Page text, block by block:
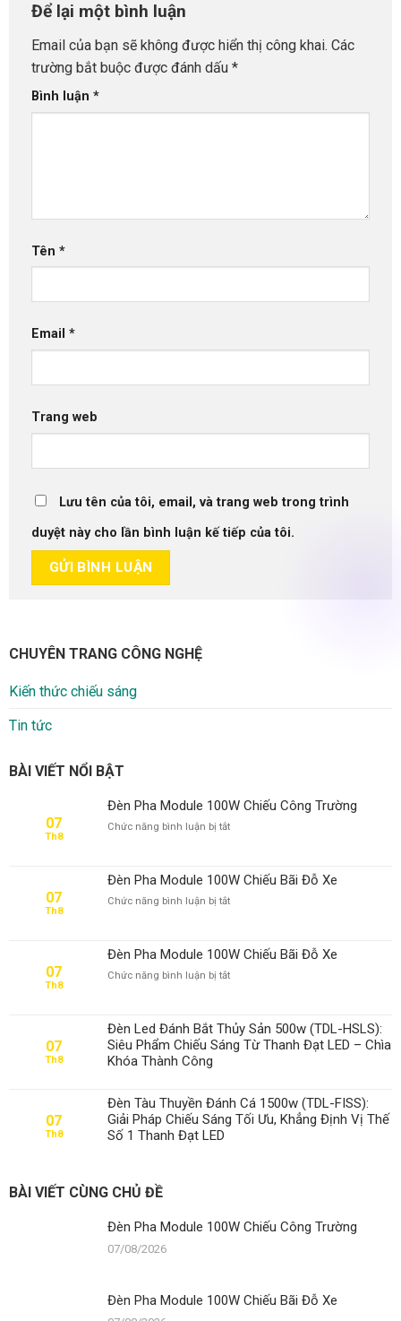
Để lại một bình luận
Email của bạn sẽ không được hiển thị công khai. Các
trường bắt buộc được đánh dấu *
Bình luận *
Tên *
Email *
Trang web
Lưu tên của tôi, email, và trang web trong trình
duyệt này cho lần bình luận kế tiếp của tôi.
CHUYÊN TRANG CÔNG NGHỆ
Kiến thức chiếu sáng
Tin tức
BÀI VIẾT NỔI BẬT
07
Th8
Đèn Pha Module 100W Chiếu Công Trường
Chức năng bình luận bị tắtở
100W
Chiếu
07
Th8
Đèn Pha Module 100W Chiếu Bãi Đỗ Xe
Chức năng bình luận bị tắtở
100W
Chiếu
Xe
07
Th8
Đèn Pha Module 100W Chiếu Bãi Đỗ Xe
Chức năng bình luận bị tắtở
Module
100W
Chiếu
Xe
07
Th8
Đèn Led Đánh Bắt Thủy Sản 500w (TDL-HSLS):
Siêu Phẩm Chiếu Sáng Từ Thanh Đạt LED – Chìa
Khóa Thành Công
07
Th8
Đèn Tàu Thuyền Đánh Cá 1500w (TDL-FISS):
Giải Pháp Chiếu Sáng Tối Ưu, Khẳng Định Vị Thế
Số 1 Thanh Đạt LED
BÀI VIẾT CÙNG CHỦ ĐỀ
Đèn Pha Module 100W Chiếu Công Trường
07/08/2026
Đèn Pha Module 100W Chiếu Bãi Đỗ Xe